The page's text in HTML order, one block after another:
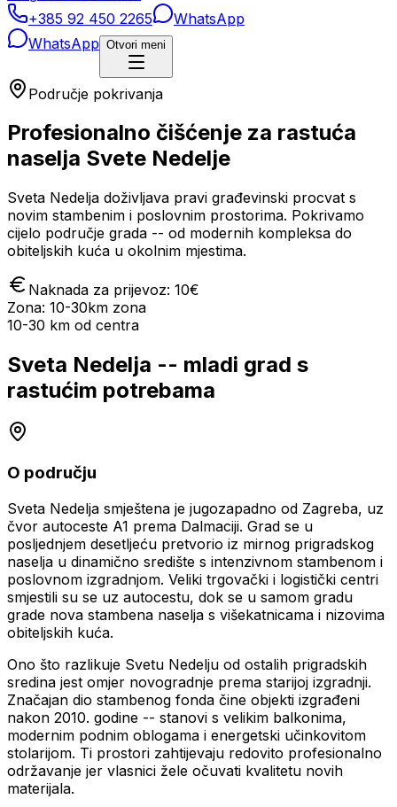
+385 92 450 2265
WhatsApp
WhatsApp Otvori meni
Područje pokrivanja
Profesionalno čišćenje za rastuća
naselja Svete Nedelje
Sveta Nedelja doživljava pravi građevinski procvat s
novim stambenim i poslovnim prostorima. Pokrivamo
cijelo područje grada -- od modernih kompleksa do
obiteljskih kuća u okolnim mjestima.
Naknada za prijevoz: 10€
Zona: 10-30km zona
10-30 km od centra
Sveta Nedelja -- mladi grad s
rastućim potrebama
O području
Sveta Nedelja smještena je jugozapadno od Zagreba, uz
čvor autoceste A1 prema Dalmaciji. Grad se u
posljednjem desetljeću pretvorio iz mirnog prigradskog
naselja u dinamično središte s intenzivnom stambenom i
poslovnom izgradnjom. Veliki trgovački i logistički centri
smjestili su se uz autocestu, dok se u samom gradu
grade nova stambena naselja s višekatnicama i nizovima
obiteljskih kuća.
Ono što razlikuje Svetu Nedelju od ostalih prigradskih
sredina jest omjer novogradnje prema starijoj izgradnji.
Značajan dio stambenog fonda čine objekti izgrađeni
nakon 2010. godine -- stanovi s velikim balkonima,
modernim podnim oblogama i energetski učinkovitom
stolarijom. Ti prostori zahtijevaju redovito profesionalno
održavanje jer vlasnici žele očuvati kvalitetu novih
materijala.